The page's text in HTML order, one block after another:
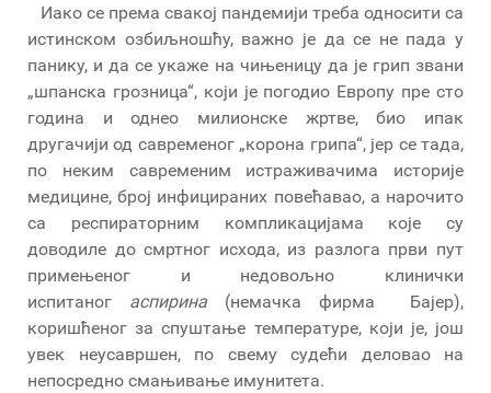
Иако се према свакој пандемији треба односити са
истинском озбиљношћу, важно је да се не пада у
панику, и да се укаже на чињеницу да је грип звани
„шпанска грозница“, који је погодио Европу пре сто
година и однео милионске жртве, био ипак
другачији од савременог „корона грипа“, јер се тада,
по неким савременим истраживачима историје
медицине, број инфицираних повећавао, а нарочито
са респираторним компликацијама које су
доводиле до смртног исхода, из разлога први пут
примењеног и недовољно клинички
испитаног аспирина (немачка фирма Бајер),
коришћеног за спуштање температуре, који је, још
увек неусавршен, по свему судећи деловао на
непосредно смањивање имунитета.